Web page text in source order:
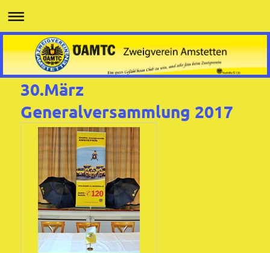
30.März
Generalversammlung 2017